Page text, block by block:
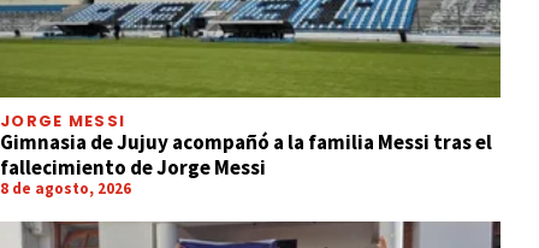
JORGE MESSI
Gimnasia de Jujuy acompañó a la familia Messi tras el
fallecimiento de Jorge Messi
8 de agosto, 2026